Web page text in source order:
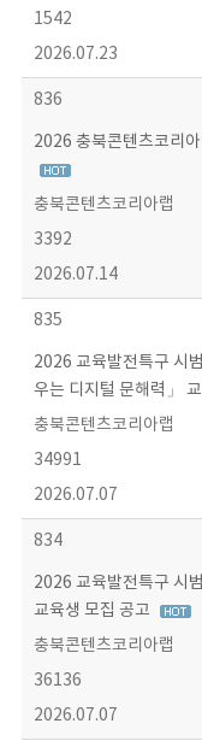
1542
2026.07.23
836
2026 충북콘텐츠코리
충북콘텐츠코리아랩
3392
2026.07.14
835
2026 교육발전특구 시
우는 디지털 문해력」
충북콘텐츠코리아랩
34991
2026.07.07
834
2026 교육발전특구 시
교육생 모집 공고
충북콘텐츠코리아랩
36136
2026.07.07